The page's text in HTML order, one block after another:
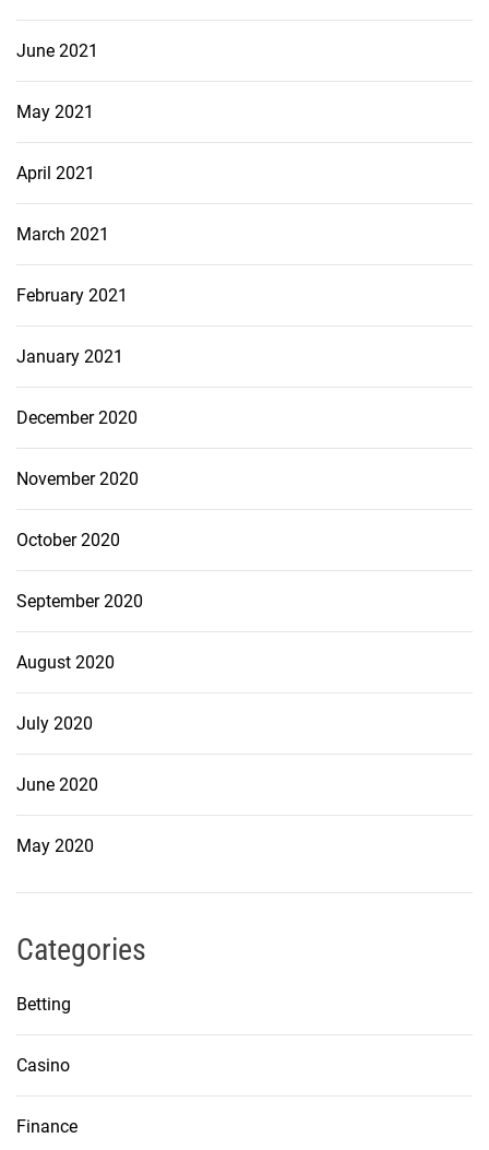
June 2021
May 2021
April 2021
March 2021
February 2021
January 2021
December 2020
November 2020
October 2020
September 2020
August 2020
July 2020
June 2020
May 2020
Categories
Betting
Casino
Finance